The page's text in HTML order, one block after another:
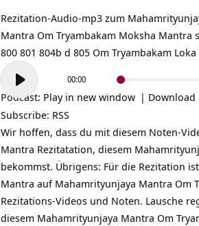
Rezitation-Audio-mp3 zum
Mantra Om Tryambakam Moksha
800 801 804b d 805 Om Tryambakam
Audio-
Player
00:00
Podcast: Play in new window | Download
Subscribe: RSS
Wir hoffen, dass du mit diesem Noten-
Mantra Rezitatation, diesem
bekommst. Übrigens: Für die Rezitation
Mantra auf Mahamrityunjaya Mantra Om
Rezitations-Videos und Noten. Lausche
diesem Mahamrityunjaya Mantra Om